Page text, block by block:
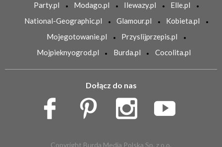
Party.pl
Modago.pl Ilewazy.pl
Elle.pl
National-Geographic.pl
Glamour.pl
Kobieta.pl
Mojegotowanie.pl
Przyslijprzepis.pl
Mojpieknyogrod.pl
Burda.pl Cocolita.pl
Dołącz do nas
Copyright Burda Media Polska Sp. z o.o.